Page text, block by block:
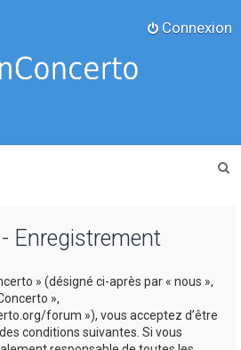
Connexion
Enregistrement
» (désigné ci-après par « nous »,
»,
forum »), vous acceptez d’être
conditions suivantes. Si vous